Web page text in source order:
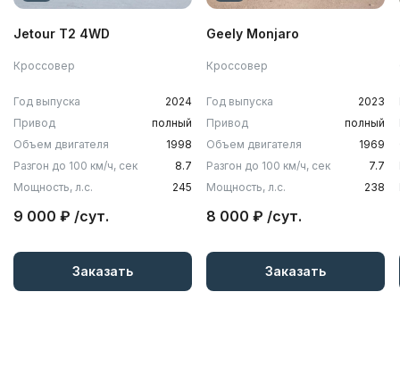
Jetour T2 4WD
Кроссовер
Год выпуска
2024
Привод
полный
Объем двигателя
1998
Разгон до 100 км/ч, сек
8.7
Мощность, л.с.
245
9 000 ₽ /сут.
Заказать
Geely Monjaro
Кроссовер
Год выпуска
2023
Привод
полный
Объем двигателя
1969
Разгон до 100 км/ч, сек
7.7
Мощность, л.с.
238
8 000 ₽ /сут.
Заказать